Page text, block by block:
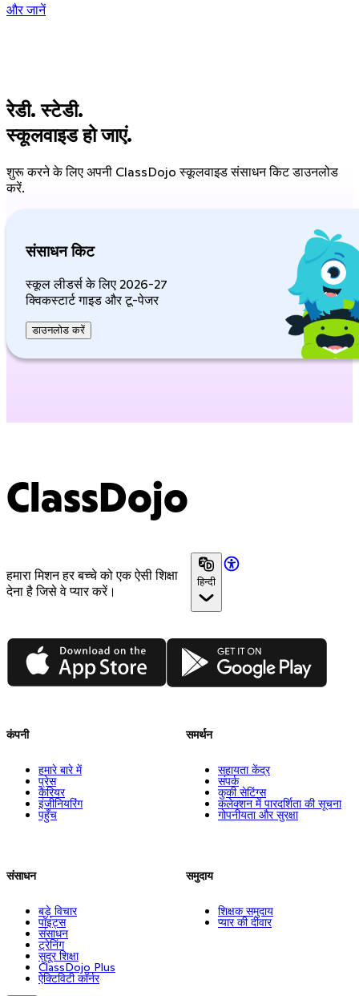
और जानें
रेडी. स्टेडी.
स्कूलवाइड हो जाएं.
शुरू करने के लिए अपनी ClassDojo स्कूलवाइड संसाधन किट डाउनलोड
करें.
संसाधन किट
स्कूल लीडर्स के लिए 2026-27
क्विकस्टार्ट गाइड और टू-पेजर
डाउनलोड करें
ClassDojo
हमारा मिशन हर बच्चे को एक ऐसी शिक्षा
देना है जिसे वे प्यार करें।
हिन्दी
App Store Google Play
कंपनी
हमारे बारे में
प्रेस
कैरियर
इंजीनियरिंग
पहुँच
संसाधन
बड़े विचार
पॉइंट्स
संसाधन
ट्रेनिंग
सुदूर शिक्षा
ClassDojo Plus
ऐक्टिविटी कॉर्नर
समर्थन
सहायता केंद्र
संपर्क
कुकी सेटिंग्स
कलेक्शन में पारदर्शिता की सूचना
गोपनीयता और सुरक्षा
समुदाय
शिक्षक समुदाय
प्यार की दीवार